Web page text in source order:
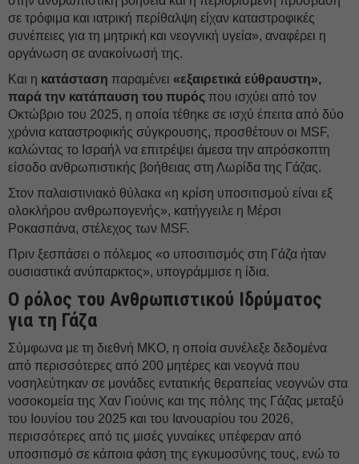
σε τρόφιμα και ιατρική περίθαλψη είχαν καταστροφικές
συνέπειες για τη μητρική και νεογνική υγεία», αναφέρει η
οργάνωση σε ανακοίνωσή της.
Και η κατάσταση παραμένει «εξαιρετικά εύθραυστη»,
παρά την κατάπαυση του πυρός που ισχύει από τον
Οκτώβριο του 2025, η οποία τέθηκε σε ισχύ έπειτα από δύο
χρόνια καταστροφικής σύγκρουσης, προσθέτουν οι MSF,
καλώντας το Ισραήλ να επιτρέψει άμεσα την απρόσκοπτη
είσοδο ανθρωπιστικής βοήθειας στη Λωρίδα της Γάζας.
Στον παλαιστινιακό θύλακα «η κρίση υποσιτισμού είναι εξ
ολοκλήρου ανθρωπογενής», κατήγγειλε η Μέρσι
Ροκασπάνα, στέλεχος των MSF.
Πριν ξεσπάσει ο πόλεμος «ο υποσιτισμός στη Γάζα ήταν
ουσιαστικά ανύπαρκτος», υπογράμμισε η ίδια.
Ο ρόλος του Ανθρωπιστικού Ιδρύματος
για τη Γάζα
Σύμφωνα με τη διεθνή ΜΚΟ, η οποία συνέλεξε δεδομένα
από περισσότερες από 200 μητέρες και νεογνά που
νοσηλεύτηκαν σε μονάδες εντατικής θεραπείας νεογνών στα
νοσοκομεία της Χαν Γιούνις και της πόλης της Γάζας μεταξύ
του Ιουνίου του 2025 και του Ιανουαρίου του 2026,
περισσότερες από τις μισές γυναίκες υπέφεραν από
υποσιτισμό σε κάποια φάση της εγκυμοσύνης τους, ενώ το